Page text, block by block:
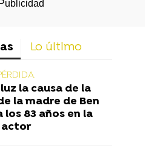
Lo último
la causa de la
la madre de Ben
los 83 años en la
actor